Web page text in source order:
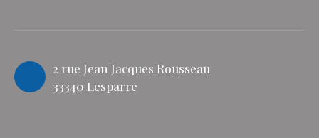
2 rue Jean Jacques Rousseau
33340 Lesparre